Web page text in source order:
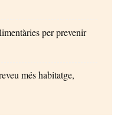
per prevenir
més habitatge,